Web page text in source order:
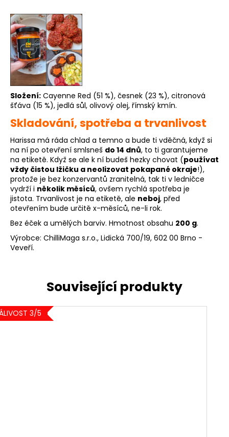
Složení: Cayenne Red (51 %), česnek (23 %), citronová
šťáva (15 %), jedlá sůl, olivový olej, římský kmín.
Skladování, spotřeba a trvanlivost
Harissa má ráda chlad a temno a bude ti vděčná, když si
na ní po otevření smlsneš do 14 dnů, to ti garantujeme
na etiketě. Když se ale k ní budeš hezky chovat (používat
vždy čistou lžičku a neolizovat pokapané okraje!),
protože je bez konzervantů zranitelná, tak ti v ledničce
vydrží i několik měsíců, ovšem rychlá spotřeba je
jistota. Trvanlivost je na etiketě, ale neboj, před
otevřením bude určitě x-měsíců, ne-li rok.
Bez éček a umělých barviv. Hmotnost obsahu 200 g.
Výrobce: ChilliMaga s.r.o., Lidická 700/19, 602 00 Brno -
Veveří.
3/5